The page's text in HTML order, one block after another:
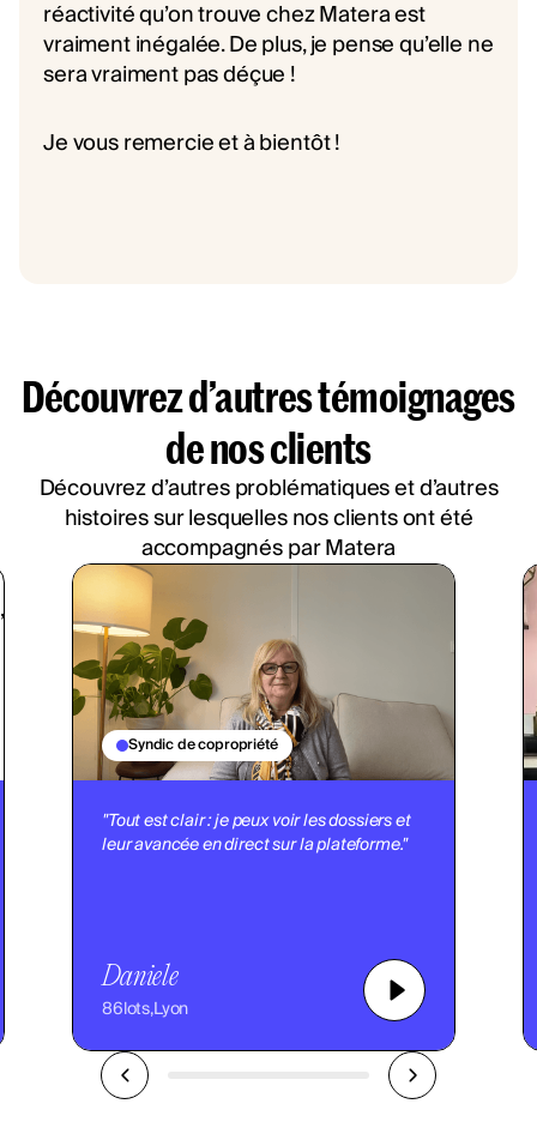
réactivité qu’on trouve chez Matera est
vraiment inégalée. De plus, je pense qu’elle ne
sera vraiment pas déçue !
Je vous remercie et à bientôt !
Découvrez d’autres témoignages
de nos clients
Découvrez d’autres problématiques et d’autres
histoires sur lesquelles nos clients ont été
accompagnés par Matera
Syndic de copropriété
"Tout est clair : je peux voir les dossiers et
leur avancée en direct sur la plateforme."
Daniele
86lots,Lyon